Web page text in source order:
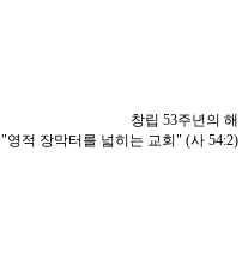
창립 53주년의 해
"영적 장막터를 넓히는 교회" (사 54:2)